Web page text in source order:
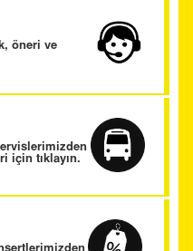
öneri ve
için tıklayın.